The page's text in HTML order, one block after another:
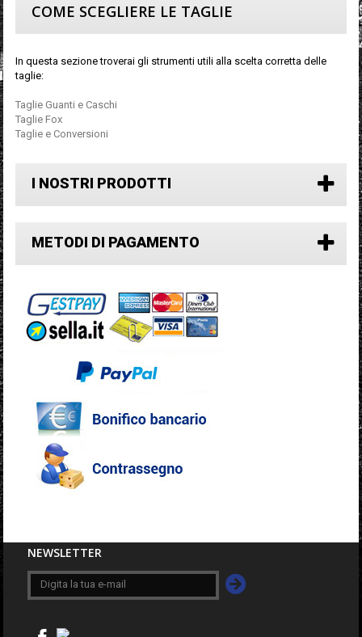
COME SCEGLIERE LE TAGLIE
In questa sezione troverai gli strumenti utili alla scelta corretta delle
taglie:
Taglie Guanti e Caschi
Taglie Fox
Taglie e Conversioni
I NOSTRI PRODOTTI
METODI DI PAGAMENTO
NEWSLETTER